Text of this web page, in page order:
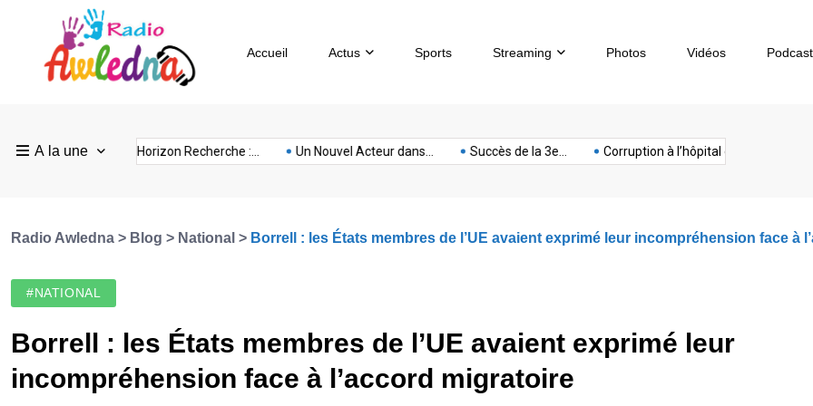
Accueil Actus Sports Streaming Photos Vidéos
A la une
:... FEF Horizon Recherche :... Un Nouvel Acteur dans... Succès de la 3e... Corruption à l’hôpital de...
nubia prison
Radio
Awledna
Realme
Sevilla
FC
Smartphone
sous-
marin
Spectacle Sport Tech terrorisme
Radio Awledna > Blog > National > Borrell : les États membres de l’UE avaient exprimé leur incompréhension face à
#NATIONAL
Borrell : les États membres de l’UE avaient exprimé leur
incompréhension face à l’accord migratoire